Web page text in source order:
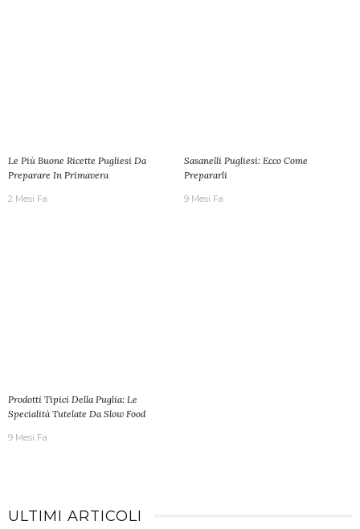
Le Più Buone Ricette Pugliesi Da
Preparare In Primavera
2 Mesi Fa
Sasanelli Pugliesi: Ecco Come
Prepararli
9 Mesi Fa
Prodotti Tipici Della Puglia: Le
Specialità Tutelate Da Slow Food
9 Mesi Fa
ULTIMI ARTICOLI